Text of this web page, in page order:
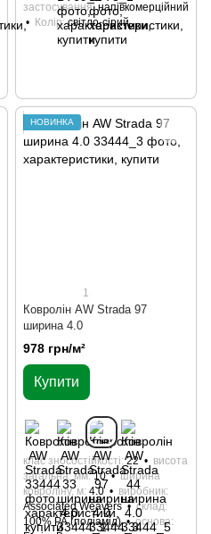
застосування напівкомерційний
Колір світло-сірий
НОВИНКА
1
Ковролін AW Strada 97
ширина 4.0
978 грн/м²
Купити
клас зносостійкості 22
висота
загальна, мм 10
ширина
ковроліну, м 4.0
виробник
Associated Weavers
склад
100% РА (поліамід)
основа